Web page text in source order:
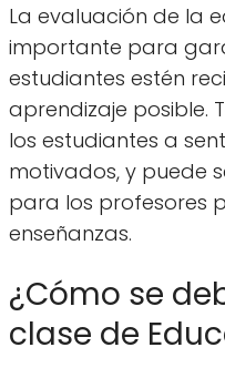
La evaluación de la
importante para
estudiantes estén
aprendizaje posible.
los estudiantes a
motivados, y puede
para los profesores
enseñanzas.
¿Cómo se
clase de